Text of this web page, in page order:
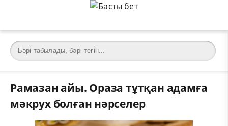
Рамазан айы. Ораза тұтқан адамға
мәкрух болған нәрселер